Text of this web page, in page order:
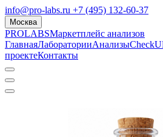
info@pro-labs.ru +7 (495) 132-60-37
Москва
PROLABSМаркетплейс анализов
ГлавнаяЛабораторииАнализы
проектеКонтакты